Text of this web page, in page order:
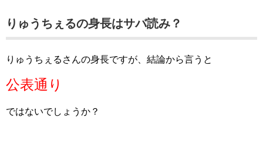
りゅうちぇるの身長はサバ読み？
りゅうちぇるさんの身長ですが、結論から言うと
公表通り
ではないでしょうか？